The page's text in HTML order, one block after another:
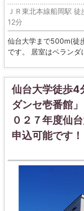
ＪＲ東北本線船岡駅 徒
12分
仙台大学まで500m(徒
です。 居室はベラン
仙台大学徒歩
ダンセ壱番館
０２７年度仙
申込可能です！